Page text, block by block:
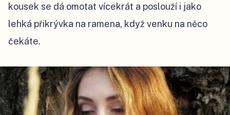
kousek se dá omotat vícekrát a poslouží i jako
lehká přikrývka na ramena, když venku na něco
čekáte.